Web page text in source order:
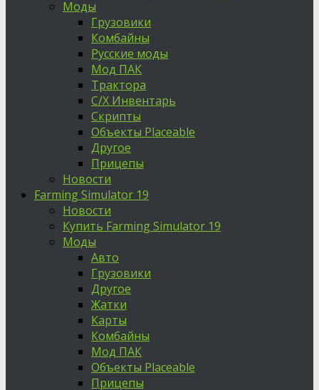
Моды
Грузовики
Комбайны
Русские моды
Мод ПАК
Трактора
С/Х Инвентарь
Скрипты
Объекты Placeable
Другое
Прицепы
Новости
Farming Simulator 19
Новости
Купить Farming Simulator 19
Моды
Авто
Грузовики
Другое
Жатки
Карты
Комбайны
Мод ПАК
Объекты Placeable
Прицепы